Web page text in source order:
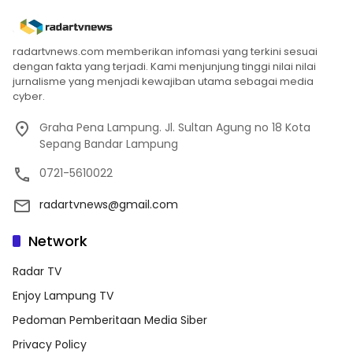
radartvnews.com memberikan infomasi yang terkini sesuai
dengan fakta yang terjadi. Kami menjunjung tinggi nilai nilai
jurnalisme yang menjadi kewajiban utama sebagai media
cyber.
Graha Pena Lampung. Jl. Sultan Agung no 18 Kota
Sepang Bandar Lampung
0721-5610022
radartvnews@gmail.com
Network
Radar TV
Enjoy Lampung TV
Pedoman Pemberitaan Media Siber
Privacy Policy